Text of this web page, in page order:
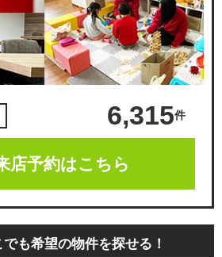
6,315件
店予約はこちら
も希望の物件を探せる！